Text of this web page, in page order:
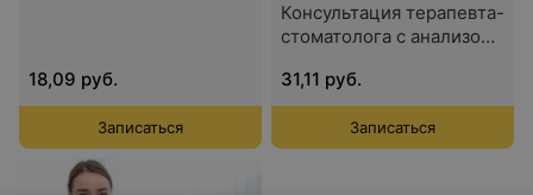
18,09 руб.
Записаться
Консультация терапевта-
стоматолога с анализом
31,11 руб.
Записаться